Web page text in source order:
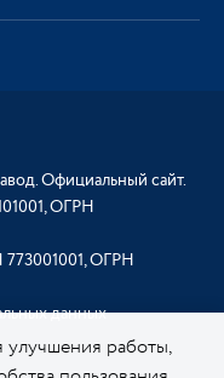
Официальный сайт.
ОГРН
ОГРН
данных
работы,